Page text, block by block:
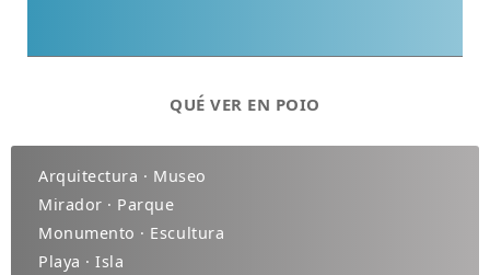
QUÉ VER EN POIO
Arquitectura · Museo
Mirador · Parque
Monumento · Escultura
Playa · Isla